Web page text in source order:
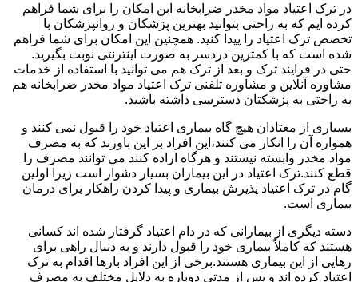
در ترک اعتیاد مواد مخدر ضرابخانه این امکان را برای شما فراهم
کرده ایم که به راحتی بتوانید بهترین پزشکان و روانپزشکان با
تخصص ترک اعتیاد را پیدا کنید. همچنین این امکان برای شما فراهم
شده است که با کمترین دردسر به صورت اینترنتی نوبت بگیرید.
حتی در فرایند ترک و بعد از ترک هم می توانید با استفاده از خدمات
مشاوره آنلاین و مشاوره تلفنی ترک اعتیاد مواد مخدر ضرابخانه هم
به راحتی به پزشکتان دسترسی داشته باشید.
بسیاری از معتادان هیچ گاه بیماری اعتیاد خود را قبول نمی کنند و
همواره آن را انکار می کنند،این افراد بر این باورند که به مصرف
مواد مخدر وابسته نیستند و هرگاه اراده کنند می توانند مصرف را
قطع کنند.ترک اعتیاد در این بیماران بسیار دشوار است زیرا اولین
گام در ترک اعتیاد پذیرش بیماری و پیدا کردن راهکار برای درمان
بیماری است.
دسته دیگری از بیمارانی که در دام اعتیاد گرفتار شده اند کسانی
هستند که کاملاً بیماری خود را قبول دارند و به دنبال راهی برای
رهایی از این بیماری هستند.برخی از این افراد بارها اقدام به ترک
اعتیاد کرده اند و پس از مدتی دوباره به دلایل مختلف به مصرف